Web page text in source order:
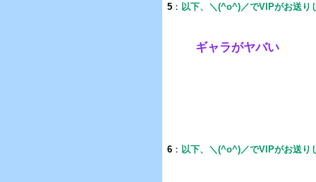
5 ： 以下、＼(^o^)／でVIPがお送り
ギャラがヤバい
6 ： 以下、＼(^o^)／でVIPがお送り